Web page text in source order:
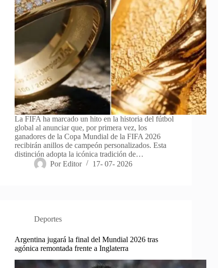
La FIFA ha marcado un hito en la historia del fútbol
global al anunciar que, por primera vez, los
ganadores de la Copa Mundial de la FIFA 2026
recibirán anillos de campeón personalizados. Esta
distinción adopta la icónica tradición de…
Por Editor 17- 07- 2026
Deportes
Argentina jugará la final del Mundial 2026 tras
agónica remontada frente a Inglaterra